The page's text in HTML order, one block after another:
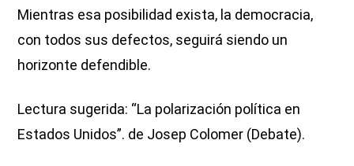
Mientras esa posibilidad exista, la democracia,
con todos sus defectos, seguirá siendo un
horizonte defendible.
Lectura sugerida: “La polarización política en
Estados Unidos”. de Josep Colomer (Debate).